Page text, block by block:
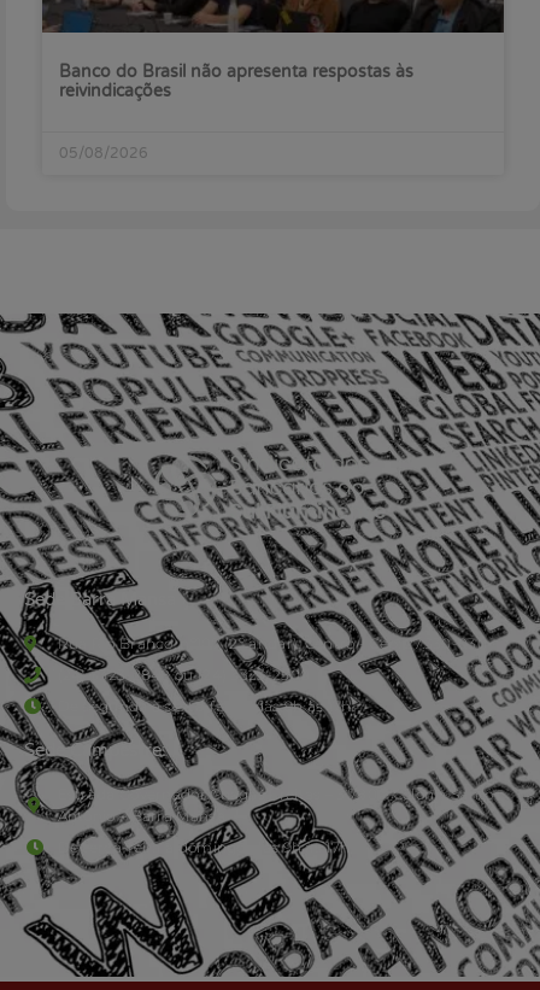
Banco do Brasil não apresenta respostas às
reivindicações
05/08/2026
Sede Barra Mansa
Rua Rio Branco, nº107 (2º andar), Centro - Cep: 27.330-030
(24) 3323-2848 ou (24) 3323-2500
De segunda à sexta-feira , das 9h às 17h.
Sede Campestre:
Estrada Governador Chagas Freitas – 3.780 – Colônia Santo
Antônio – Barra Mansa
De terça-feira a domingo, das 9h às 17h